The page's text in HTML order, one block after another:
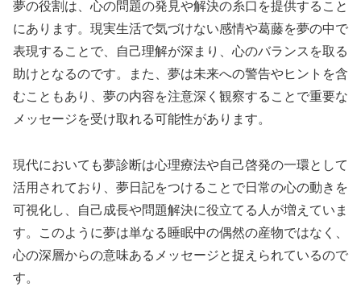
夢の役割は、心の問題の発見や解決の糸口を提供すること
にあります。現実生活で気づけない感情や葛藤を夢の中で
表現することで、自己理解が深まり、心のバランスを取る
助けとなるのです。また、夢は未来への警告やヒントを含
むこともあり、夢の内容を注意深く観察することで重要な
メッセージを受け取れる可能性があります。
現代においても夢診断は心理療法や自己啓発の一環として
活用されており、夢日記をつけることで日常の心の動きを
可視化し、自己成長や問題解決に役立てる人が増えていま
す。このように夢は単なる睡眠中の偶然の産物ではなく、
心の深層からの意味あるメッセージと捉えられているので
す。